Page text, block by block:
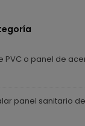
PVC o panel de
panel sanitario